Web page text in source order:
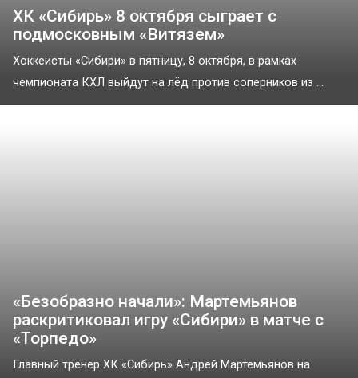
ХК «Сибирь» 8 октября сыграет с
подмосковным «Витязем»
Хоккеисты «Сибири» в пятницу, 8 октября, в рамках
чемпионата КХЛ выйдут на лёд против соперников из ...
«Безобразно начали»: Мартемьянов
раскритиковал игру «Сибири» в матче с
«Торпедо»
Главный тренер ХК «Сибирь» Андрей Мартемьянов на